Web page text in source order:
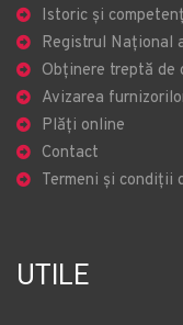
Istoric și
Registrul Național
Obținere treptă de
Avizarea
Plăți online
Contact
Termeni și condiții
UTILE